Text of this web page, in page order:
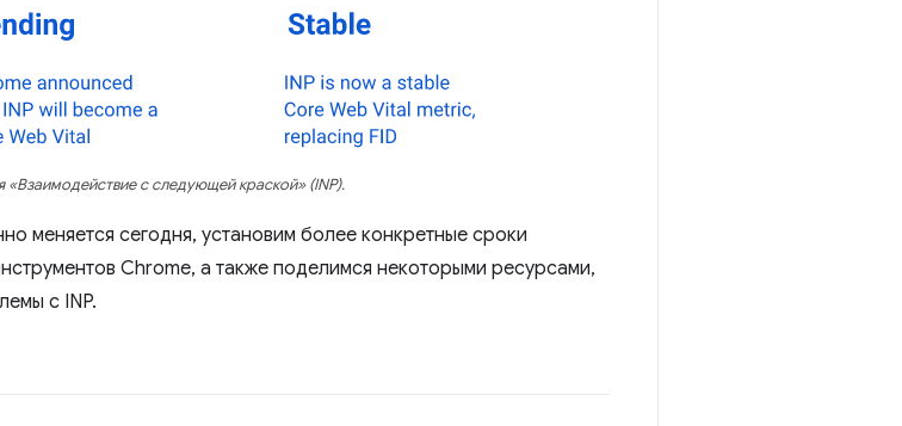
«Взаимодействие с следующей краской» (INP).
меняется сегодня, установим более конкретные сроки
Chrome, а также поделимся некоторыми ресурсами,
с INP.